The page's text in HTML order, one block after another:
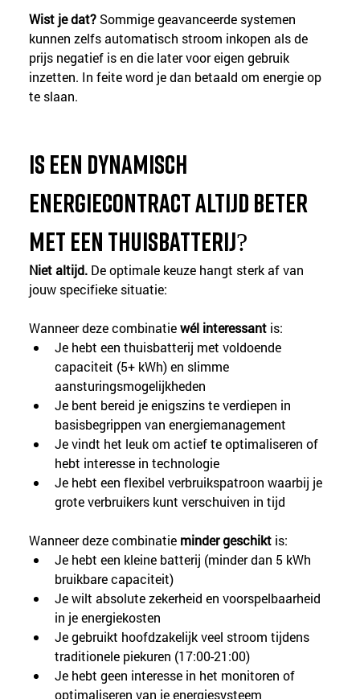
Wist je dat? Sommige geavanceerde systemen
kunnen zelfs automatisch stroom inkopen als de
prijs negatief is en die later voor eigen gebruik
inzetten. In feite word je dan betaald om energie op
te slaan.
Is een dynamisch
energiecontract altijd beter
met een thuisbatterij?
Niet altijd. De optimale keuze hangt sterk af van
jouw specifieke situatie:
Wanneer deze combinatie wél interessant is:
Je hebt een thuisbatterij met voldoende
capaciteit (5+ kWh) en slimme
aansturingsmogelijkheden
Je bent bereid je enigszins te verdiepen in
basisbegrippen van energiemanagement
Je vindt het leuk om actief te optimaliseren of
hebt interesse in technologie
Je hebt een flexibel verbruikspatroon waarbij je
grote verbruikers kunt verschuiven in tijd
Wanneer deze combinatie minder geschikt is:
Je hebt een kleine batterij (minder dan 5 kWh
bruikbare capaciteit)
Je wilt absolute zekerheid en voorspelbaarheid
in je energiekosten
Je gebruikt hoofdzakelijk veel stroom tijdens
traditionele piekuren (17:00-21:00)
Je hebt geen interesse in het monitoren of
optimaliseren van je energiesysteem